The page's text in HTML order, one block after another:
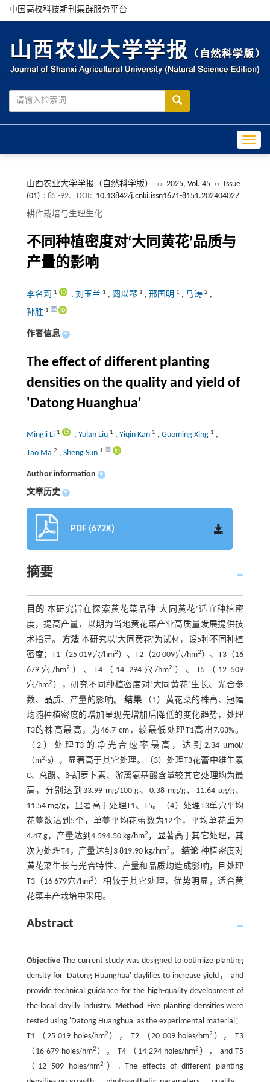
中国高校科技期刊集群服务平台
山西农业大学学报（自然科学版） ›› 2025, Vol. 45 ›› Issue
(01) : 85 -92. DOI: 10.13842/j.cnki.issn1671-8151.202404027
耕作栽培与生理生化
不同种植密度对‘大同黄花’品质与
产量的影响
李名莉 1 , 刘玉兰 1 , 阚以琴 1 , 邢国明 1 , 马涛 2 ,
孙胜 1
作者信息 +
The effect of different planting
densities on the quality and yield of
'Datong Huanghua'
Mingli Li 1 , Yulan Liu 1 , Yiqin Kan 1 , Guoming Xing 1 ,
Tao Ma 2 , Sheng Sun 1
Author information +
文章历史 +
PDF (672K)
摘要
目的 本研究旨在探索黄花菜品种‘大同黄花’适宜种植密
度，提高产量，以期为当地黄花菜产业高质量发展提供技
术指导。方法 本研究以‘大同黄花’为试材，设5种不同种植
密度：T1（25 019穴/hm2）、T2（20 009穴/hm2）、T3（16
679穴/hm2 ）、T4（14 294穴/hm2 ）、T5（12 509
穴/hm2 ），研究不同种植密度对‘大同黄花’生长、光合参
数、品质、产量的影响。结果（1）黄花菜的株高、冠幅
均随种植密度的增加呈现先增加后降低的变化趋势，处理
T3的株高最高，为46.7 cm，较最低处理T1高出7.03%。
（2）处理T3的净光合速率最高，达到2.34 μmol/
（m2·s），显著高于其它处理。（3）处理T3花蕾中维生素
C、总酚、β-胡萝卜素、游离氨基酸含量较其它处理均为最
高，分别达到33.99 mg/100 g、0.38 mg/g、11.64 μg/g、
11.54 mg/g，显著高于处理T1、T5。（4）处理T3单穴平均
花薹数达到5个，单薹平均花蕾数为12个，平均单花重为
4.47 g，产量达到4 594.50 kg/hm2 ，显著高于其它处理，其
次为处理T4，产量达到3 819.90 kg/hm2。 结论种植密度对
黄花菜生长与光合特性、产量和品质均造成影响，且处理
T3（16 679穴/hm2）相较于其它处理，优势明显，适合黄
花菜丰产栽培中采用。
Abstract
ObjectiveThe current study was designed to optimize planting
density for 'Datong Huanghua' daylilies to increase yield， and
provide technical guidance for the high-quality development of
the local daylily industry. Method Five planting densities were
tested using 'Datong Huanghua' as the experimental material：
T1 （25 019 holes/hm2 ）， T2 （20 009 holes/hm2 ）， T3
（16 679 holes/hm2 ）， T4 （14 294 holes/hm2 ）， and T5
（12 509 holes/hm2
）. The effects of different planting